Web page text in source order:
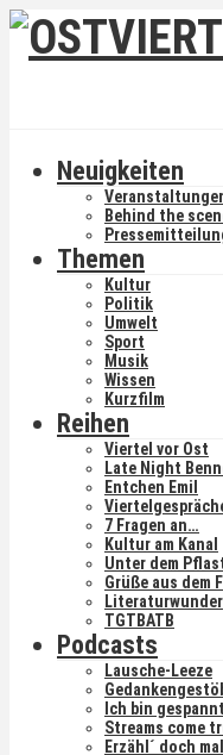
Neuigkeiten
Behind the
Themen
Kultur
Politik
Umwelt
Sport
Musik
Wissen
Kurzfilm
Reihen
Viertel vor Ost
Late Night
Entchen Emil
7 Fragen an…
Kultur am Kanal
Unter dem
Grüße aus dem
Literaturwunder
TGTBATB
Podcasts
Lausche-Leeze
Ich bin gespannt
Streams come
Erzähl´ doch mal